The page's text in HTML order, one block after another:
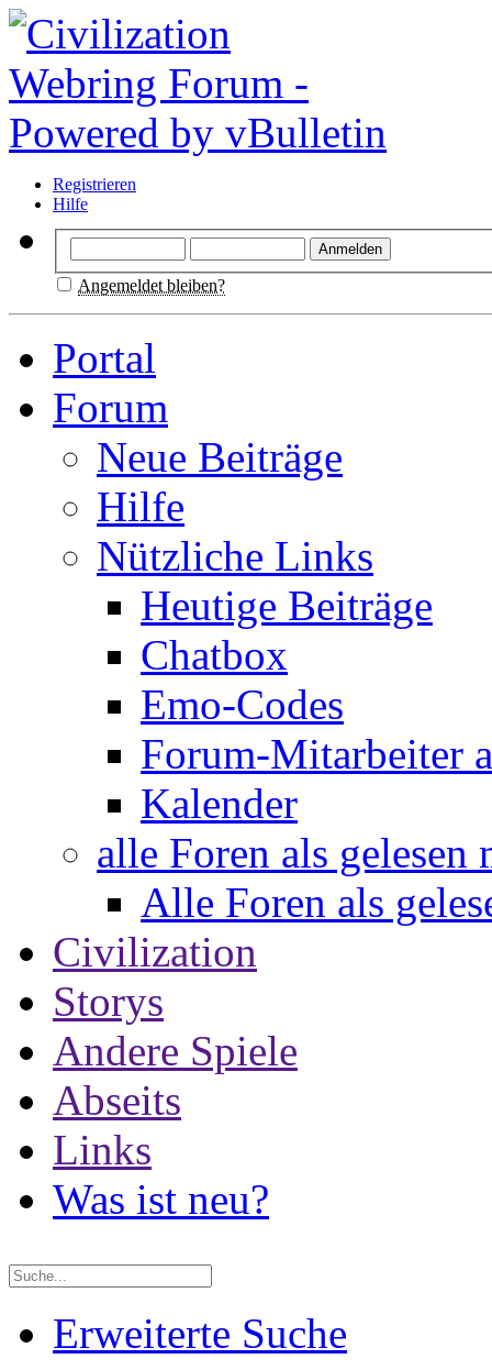
Registrieren
Hilfe
Angemeldet bleiben?
Portal
Forum
Neue Beiträge
Hilfe
Nützliche Links
Heutige Beiträge
Chatbox
Emo-Codes
Forum-Mitarbeiter
Kalender
alle Foren als gelesen
Alle Foren als
Civilization
Storys
Andere Spiele
Abseits
Links
Was ist neu?
Erweiterte Suche